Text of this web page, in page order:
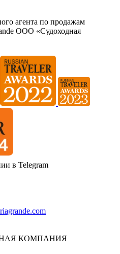
агента по продажам
ООО «Судоходная
в Telegram
КОМПАНИЯ